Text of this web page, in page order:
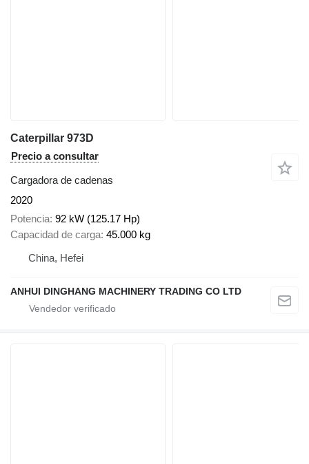
Caterpillar 973D
Precio a consultar
Cargadora de cadenas
2020
Potencia 92 kW (125.17 Hp)
Capacidad de carga 45.000 kg
China, Hefei
ANHUI DINGHANG MACHINERY TRADING CO LTD